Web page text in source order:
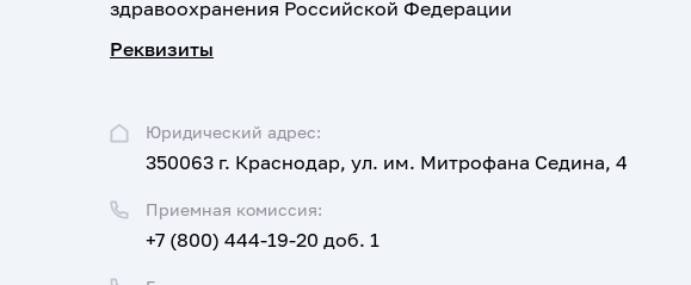
здравоохранения Российской Федерации
Реквизиты
Юридический адрес:
350063 г. Краснодар, ул. им. Митрофана Седина, 4
Приемная комиссия:
+7 (800) 444-19-20 доб. 1